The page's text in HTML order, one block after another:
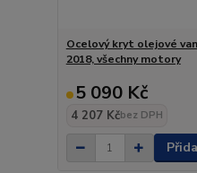
Ocelový kryt olejové
2018, všechny motory
5 090 Kč
4 207 Kčbez DPH